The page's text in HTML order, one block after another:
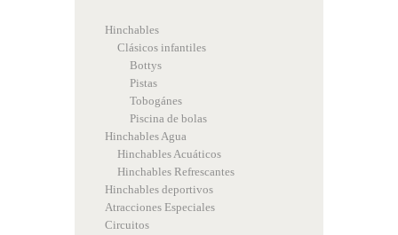
Hinchables
Clásicos infantiles
Bottys
Pistas
Tobogánes
Piscina de bolas
Hinchables Agua
Hinchables Acuáticos
Hinchables Refrescantes
Hinchables deportivos
Atracciones Especiales
Circuitos